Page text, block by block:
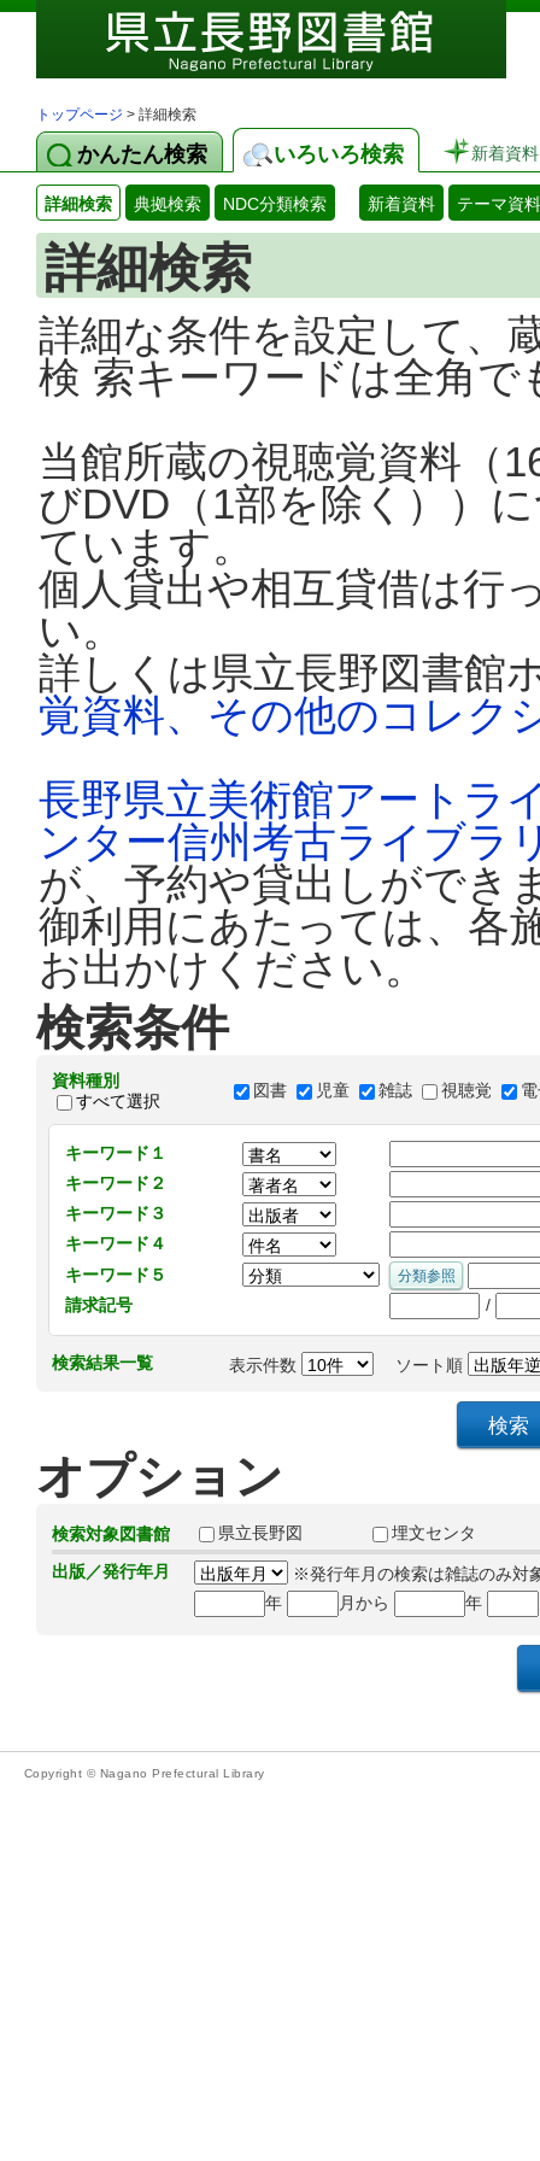
トップページ > 詳細検索
かんたん検索 いろいろ検索 新着資料
詳細検索 典拠検索 NDC分類検索 新着資料 テーマ資料
詳細検索
詳細な条件を設定して、
検 索キーワードは全角
当館所蔵の視聴覚資料（
びDVD（1部を除く））
ています。
個人貸出や相互貸借は行
い。
詳しくは県立長野図書館
覚資料、その他のコレク
長野県立美術館アートラ
ンター信州考古ライブラ
が、予約や貸出しができ
御利用にあたっては、各
お出かけください。
検索条件
資料種別
すべて選択
図書 児童 雑誌 視聴覚
キーワード１
キーワード２
キーワード３
キーワード４
キーワード５
請求記号
/
検索結果一覧 表示件数 ソート順
オプション
検索対象図書館 県立長野図
埋文センタ
出版／発行年月
※発行年月の検索は雑誌のみ対
年
月から 年
Copyright © Nagano Prefectural Library